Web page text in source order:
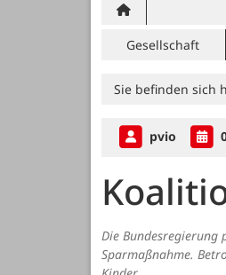
Gesellschaft
Sie befinden sich
pvio
Die Bundesregierung
Sparmaßnahme.